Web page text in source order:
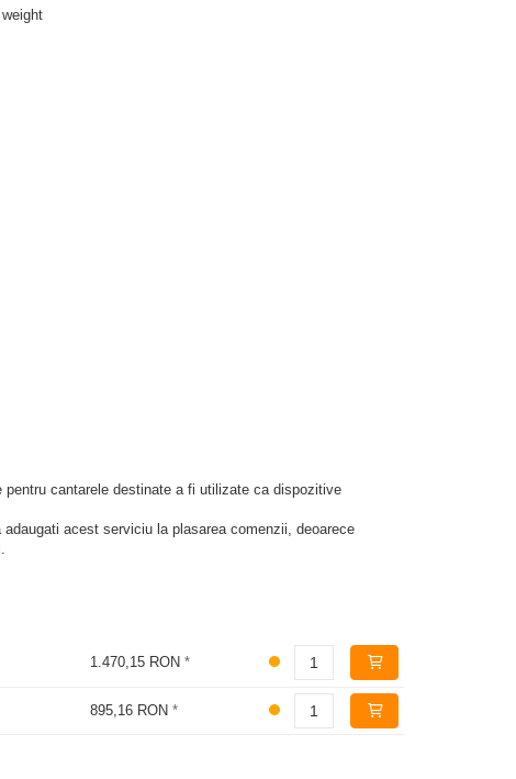
cantarele destinate a fi utilizate ca dispozitive
acest serviciu la plasarea comenzii, deoarece
1.470,15 RON*
895,16 RON*